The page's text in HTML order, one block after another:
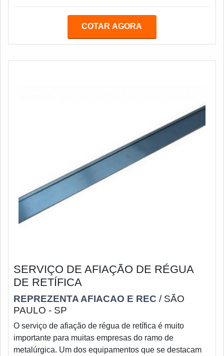
processos e aumentam o índice de produção. A
ótimo acabamento, perfeição e peças padronizadas.As
COTAR AGORA
SERVIÇO DE AFIAÇÃO DE RÉGUA
DE RETÍFICA
REPREZENTA AFIACAO E REC / SÃO
PAULO - SP
O serviço de afiação de régua de retífica é muito
importante para muitas empresas do ramo de
metalúrgica. Um dos equipamentos que se destacam